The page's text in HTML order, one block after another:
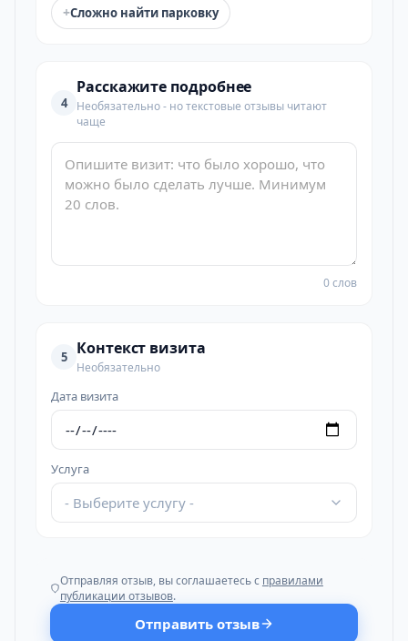
+Сложно найти парковку
4
Расскажите подробнее
Необязательно - но текстовые отзывы читают
чаще
0 слов
5 Контекст визита
Необязательно
Дата визита
Услуга
- Выберите услугу -
Отправляя отзыв, вы соглашаетесь с правилами
публикации отзывов.
Отправить отзыв